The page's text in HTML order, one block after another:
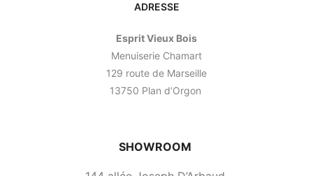
ADRESSE
Esprit Vieux Bois
Menuiserie Chamart
129 route de Marseille
13750 Plan d’Orgon
SHOWROOM